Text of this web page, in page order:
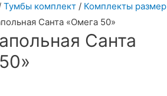
Тумбы комплект / Комплекты размер
Санта «Омега 50»
Санта